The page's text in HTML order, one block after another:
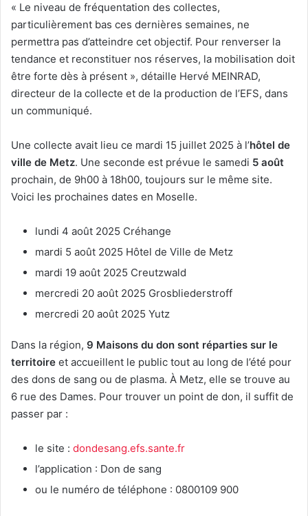
« Le niveau de fréquentation des collectes,
particulièrement bas ces dernières semaines, ne
permettra pas d’atteindre cet objectif. Pour renverser la
tendance et reconstituer nos réserves, la mobilisation doit
être forte dès à présent », détaille Hervé MEINRAD,
directeur de la collecte et de la production de l’EFS, dans
un communiqué.
Une collecte avait lieu ce mardi 15 juillet 2025 à l’hôtel de
ville de Metz. Une seconde est prévue le samedi 5 août
prochain, de 9h00 à 18h00, toujours sur le même site.
Voici les prochaines dates en Moselle.
lundi 4 août 2025 Créhange
mardi 5 août 2025 Hôtel de Ville de Metz
mardi 19 août 2025 Creutzwald
mercredi 20 août 2025 Grosbliederstroff
mercredi 20 août 2025 Yutz
Dans la région, 9 Maisons du don sont réparties sur le
territoire et accueillent le public tout au long de l’été pour
des dons de sang ou de plasma. À Metz, elle se trouve au
6 rue des Dames. Pour trouver un point de don, il suffit de
passer par :
le site : dondesang.efs.sante.fr
l’application : Don de sang
ou le numéro de téléphone : 0800109 900